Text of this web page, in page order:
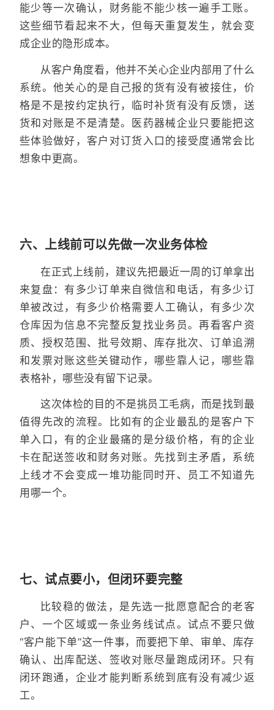
能少等一次确认，财务能不能少核一遍手工账。
这些细节看起来不大，但每天重复发生，就会变
成企业的隐形成本。
从客户角度看，他并不关心企业内部用了什么
系统。他关心的是自己报的货有没有被接住，价
格是不是按约定执行，临时补货有没有反馈，送
货和对账是不是清楚。医药器械企业只要能把这
些体验做好，客户对订货入口的接受度通常会比
想象中更高。
六、上线前可以先做一次业务体检
在正式上线前，建议先把最近一周的订单拿出
来复盘：有多少订单来自微信和电话，有多少订
单被改过，有多少价格需要人工确认，有多少次
仓库因为信息不完整反复找业务员。再看客户资
质、授权范围、批号效期、库存批次、订单追溯
和发票对账这些关键动作，哪些靠人记，哪些靠
表格补，哪些没有留下记录。
这次体检的目的不是挑员工毛病，而是找到最
值得先改的流程。比如有的企业最乱的是客户下
单入口，有的企业最痛的是分级价格，有的企业
卡在配送签收和财务对账。先找到主矛盾，系统
上线才不会变成一堆功能同时开、员工不知道先
用哪一个。
七、试点要小，但闭环要完整
比较稳的做法，是先选一批愿意配合的老客
户、一个区域或一条业务线试点。试点不要只做
“客户能下单”这一件事，而要把下单、审单、库存
确认、出库配送、签收对账尽量跑成闭环。只有
闭环跑通，企业才能判断系统到底有没有减少返
工。